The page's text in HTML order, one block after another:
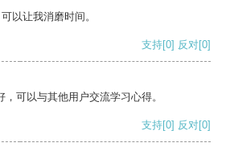
以让我消磨时间。
支持[0] 反对[0]
可以与其他用户交流学习心得。
支持[0] 反对[0]